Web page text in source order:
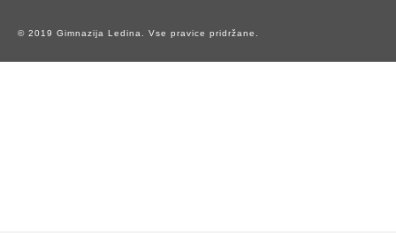
© 2019 Gimnazija Ledina. Vse pravice pridržane.